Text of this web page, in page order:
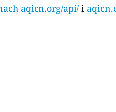
aqicn.org/api/ i